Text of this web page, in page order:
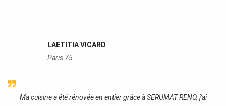
LAETITIA VICARD
Paris 75
Ma cuisine a été rénovée en entier grâce à SERUMAT RENO, j'ai